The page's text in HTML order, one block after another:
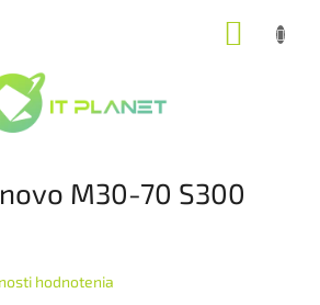
M30-70 S300
hodnotenia